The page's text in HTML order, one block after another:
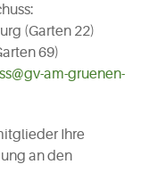
(Garten 22)
69)
am-gruenen-
Ihre
an den